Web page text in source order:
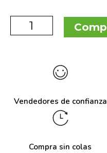
Vendedores de confianza
Compra sin colas